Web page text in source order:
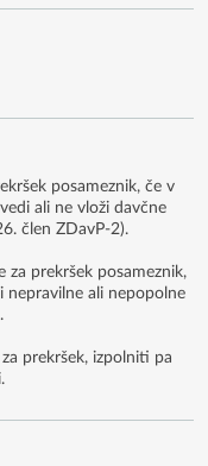
posameznik, če v
ali ne vloži davčne
člen ZDavP-2).
prekršek posameznik,
nepravilne ali nepopolne
prekršek, izpolniti pa